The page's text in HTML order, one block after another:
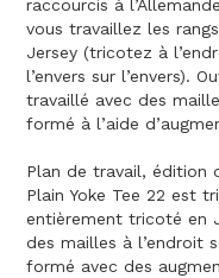
raccourcis à
vous travaillez les
Jersey (tricotez à
l’envers sur l’envers).
travaillé avec des
formé à l’aide
Plan de travail, édition
Plain Yoke Tee 22 est
entièrement tricoté en
des mailles à l’endroit
formé avec des